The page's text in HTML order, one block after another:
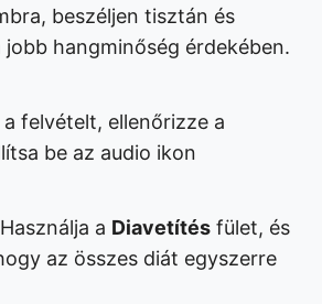
beszéljen tisztán és
hangminőség érdekében.
a felvételt, ellenőrizze a
be az audio ikon
a Diavetítés fület, és
az összes diát egyszerre